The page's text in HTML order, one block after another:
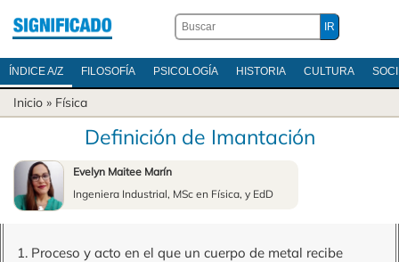
ÍNDICE A/Z FILOSOFÍA PSICOLOGÍA HISTORIA CULTURA
Inicio » Física
Definición de Imantación
Evelyn Maitee Marín
Ingeniera Industrial, MSc en Física, y EdD
1. Proceso y acto en el que un cuerpo de metal recibe